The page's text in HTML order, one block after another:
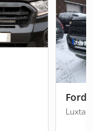
Ford
Luxtar